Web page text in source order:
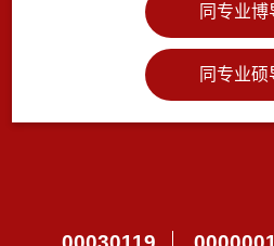
同专业博
同专业硕